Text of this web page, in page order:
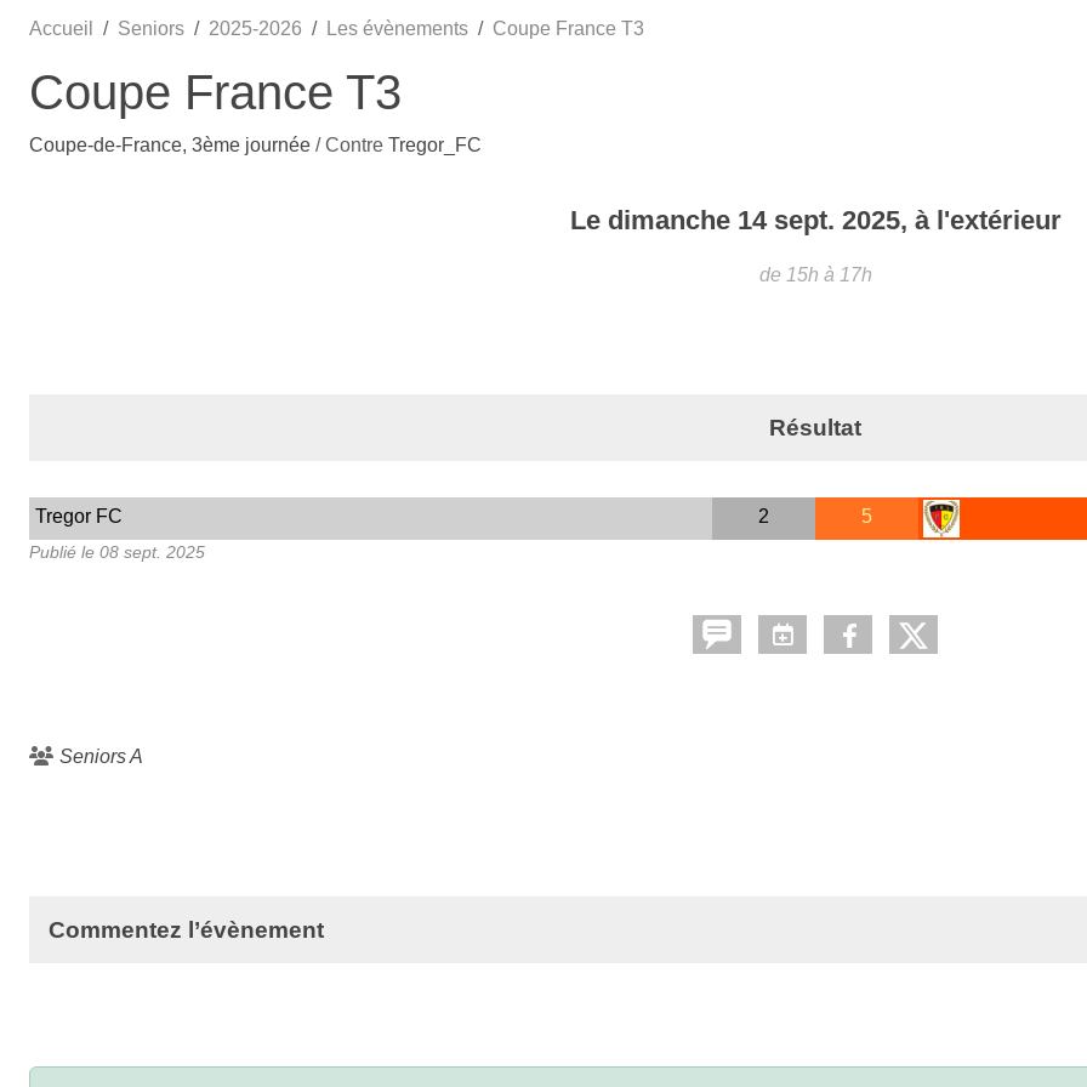
Accueil Seniors 2025-2026 Les évènements Coupe France T3
Coupe France T3
Coupe-de-France, 3ème journée / Contre Tregor_FC
Le dimanche 14 sept. 2025, à l'extérieur
de 15h à 17h
Résultat
Tregor FC 2 5
Publié le 08 sept. 2025
Seniors A
Commentez l’évènement